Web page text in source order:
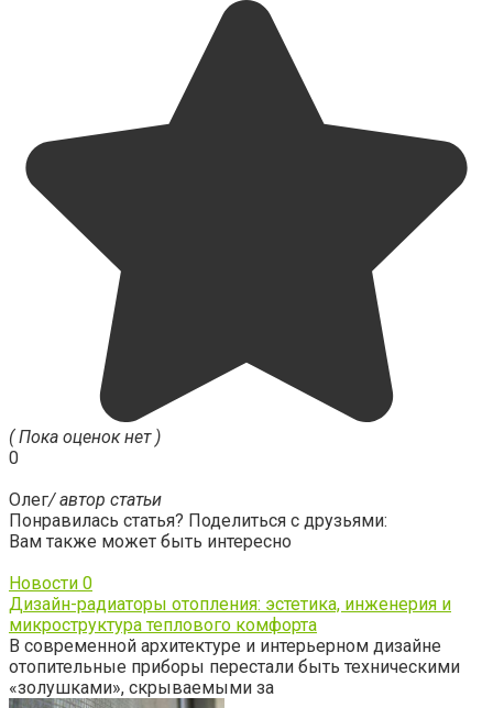
( Пока оценок нет )
0
Олег/ автор статьи
Понравилась статья? Поделиться с друзьями:
Вам также может быть интересно
Новости 0
Дизайн-радиаторы отопления: эстетика, инженерия и
микроструктура теплового комфорта
В современной архитектуре и интерьерном дизайне
отопительные приборы перестали быть техническими
«золушками», скрываемыми за